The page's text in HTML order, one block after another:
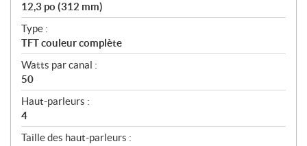
12,3 po (312 mm)
Type :
TFT couleur complète
Watts par canal :
50
Haut-parleurs :
4
Taille des haut-parleurs :